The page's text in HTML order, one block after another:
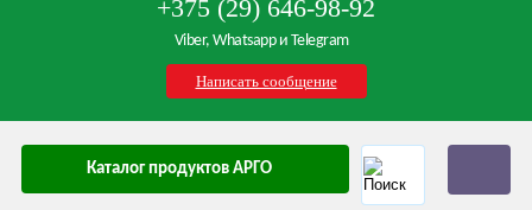
+375 (29) 646-98-92
Viber, Whatsapp и Telegram
Написать сообщение
Каталог продуктов АРГО